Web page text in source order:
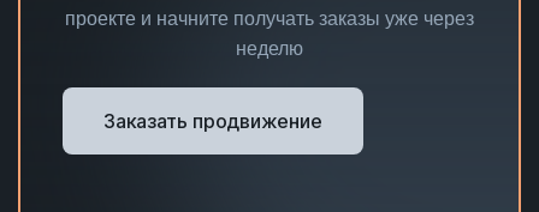
проекте и начните получать заказы уже через
неделю
Заказать продвижение